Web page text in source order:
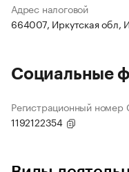
Адрес налоговой
664007, Иркутская обл,
Социальные
Регистрационный
1192122354